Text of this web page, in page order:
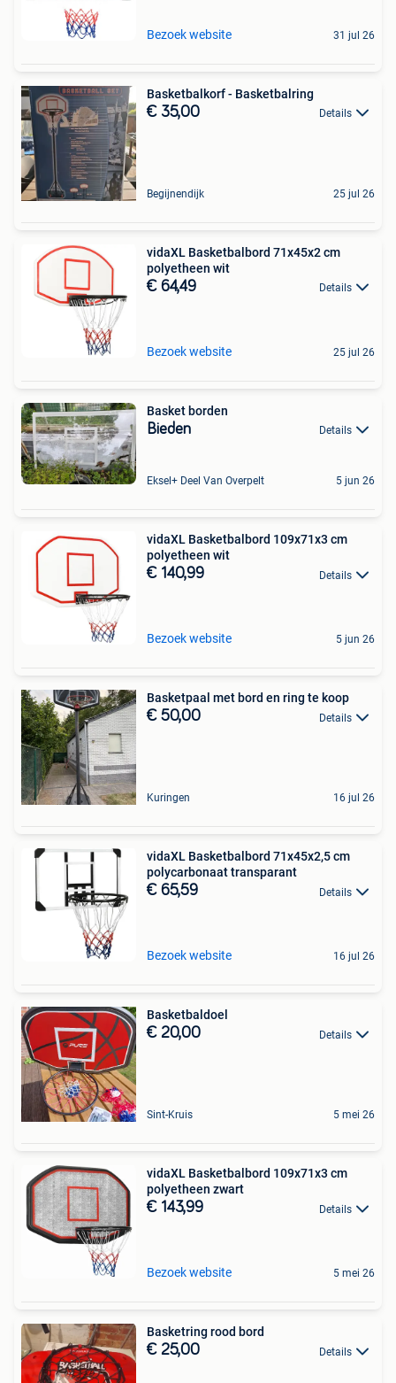
Bezoek website 31 jul 26
Basketbalkorf - Basketbalring
€ 35,00 Details
Begijnendijk 25 jul 26
vidaXL Basketbalbord 71x45x2 cm
polyetheen wit
€ 64,49 Details
Bezoek website 25 jul 26
Basket borden
Bieden Details
Eksel+ Deel Van Overpelt 5 jun 26
vidaXL Basketbalbord 109x71x3 cm
polyetheen wit
€ 140,99 Details
Bezoek website 5 jun 26
Basketpaal met bord en ring te koop
€ 50,00 Details
Kuringen 16 jul 26
vidaXL Basketbalbord 71x45x2,5 cm
polycarbonaat transparant
€ 65,59 Details
Bezoek website 16 jul 26
Basketbaldoel
€ 20,00 Details
Sint-Kruis 5 mei 26
vidaXL Basketbalbord 109x71x3 cm
polyetheen zwart
€ 143,99 Details
Bezoek website 5 mei 26
Basketring rood bord
€ 25,00 Details